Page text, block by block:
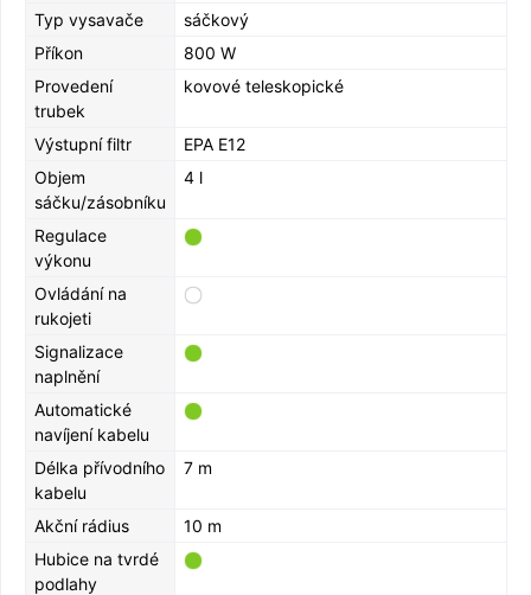
Typ vysavače
sáčkový
Příkon
800 W
Provedení
trubek
kovové teleskopické
Výstupní filtr
EPA E12
Objem
sáčku/zásobníku
4 l
Regulace
výkonu
Ovládání na
rukojeti
Signalizace
naplnění
Automatické
navíjení kabelu
Délka přívodního
kabelu
7 m
Akční rádius
10 m
Hubice na tvrdé
podlahy